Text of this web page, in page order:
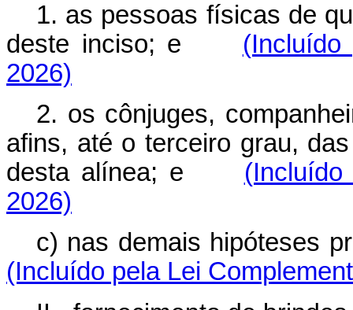
1. as pessoas físicas de
deste inciso; e
2026)
2. os cônjuges,
afins, até o terceiro grau,
desta alínea; e
2026)
c) nas demais hipóteses
(Incluído pela Lei